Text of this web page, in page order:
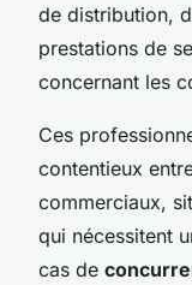
de distribution,
prestations de
concernant les
Ces
contentieux
commerciaux,
qui nécessitent
cas de